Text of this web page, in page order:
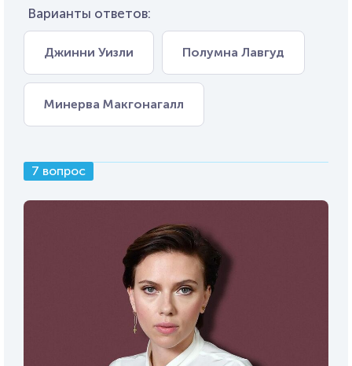
Варианты ответов:
Джинни Уизли Полумна Лавгуд
Минерва Макгонагалл
7 вопрос